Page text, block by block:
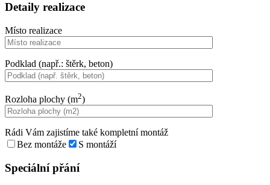
Detaily realizace
Místo realizace
Podklad (např.: štěrk, beton)
Rozloha plochy (m2)
Rádi Vám zajistíme také kompletní montáž
Bez montáže
S montáží
Speciální přání